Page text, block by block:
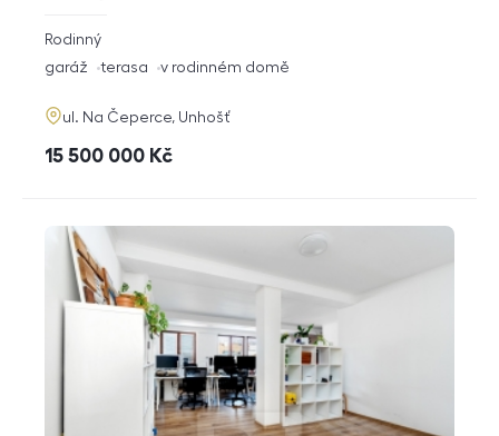
rozměry
dispozice
Rodinný
funkce
garáž terasa v rodinném domě
adresa
ul. Na Čeperce, Unhošť
cena
15 500 000 Kč